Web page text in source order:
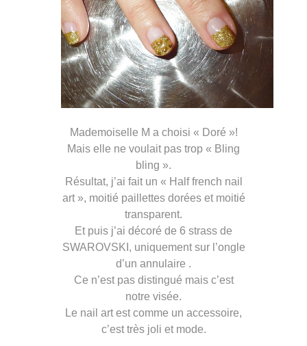
Mademoiselle M a choisi « Doré »!
Mais elle ne voulait pas trop « Bling
bling ».
Résultat, j’ai fait un « Half french nail
art », moitié paillettes dorées et moitié
transparent.
Et puis j’ai décoré de 6 strass de
SWAROVSKI, uniquement sur l’ongle
d’un annulaire .
Ce n’est pas distingué mais c’est
notre visée.
Le nail art est comme un accessoire,
c’est très joli et mode.